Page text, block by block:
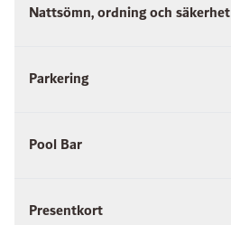
Nattsömn, ordning och säkerhet
Parkering
Pool Bar
Presentkort